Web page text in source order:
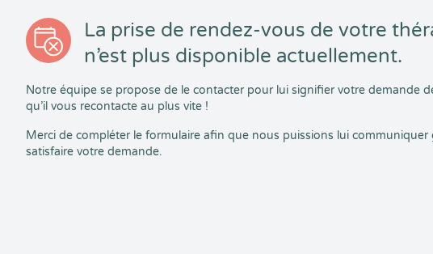
La prise de rendez-vous de votre
n’est plus disponible actuellement.
Notre équipe se propose de le contacter pour lui signifier votre demande
qu’il vous recontacte au plus vite !
Merci de compléter le formulaire afin que nous puissions lui
satisfaire votre demande.